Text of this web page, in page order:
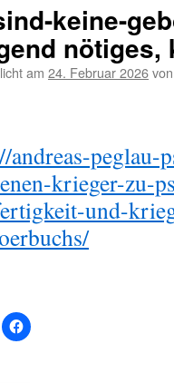
keine-
nötiges,
am 24. Februar 2026von
andreas-peglau-
krieger-zu-
und-